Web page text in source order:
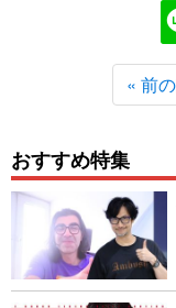
« 前
おすすめ特集